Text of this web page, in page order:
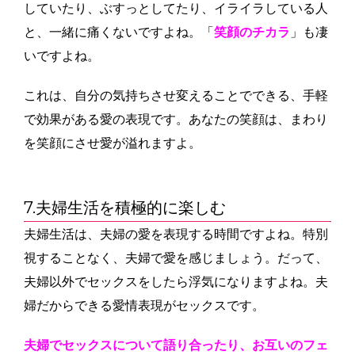
していたり、ぶすっとしてたり、イライラしている人
と、一緒に痛くないですよね。「 笑顔のチカラ 」も凄
いですよね。
これは、自分の気持ちさせ変えることでできる、手軽
で効果がある愛の表現です。あなたの笑顔は、まわり
を笑顔にさせ愛が溢れますよ。
7.夫婦生活を積極的に楽しむ
夫婦生活は、夫婦の愛を表現する時間ですよね。特別
視することなく、夫婦で愛を感じましょう。だって、
夫婦以外でセックスをしたら浮気になりますよね。夫
婦だからできる愛情表現がセックスです。
夫婦でセックスについて語り合ったり、お互いのフェ